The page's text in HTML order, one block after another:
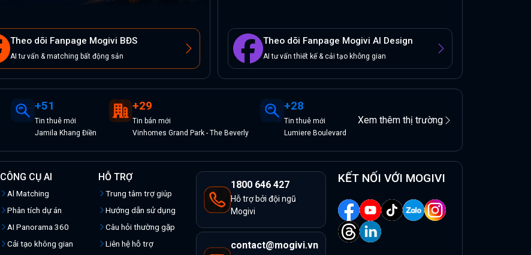
Theo dõi Fanpage Mogivi BĐS
AI tư vấn & matching bất động sản
Theo dõi Fanpage Mogivi AI Design
AI tư vấn thiết kế & cải tạo không gian
+51
Tinthuê mới
Jamila Khang Điền
+29
Tin bán mới
Vinhomes Grand Park - The Beverly
+28
Tinthuêmới
Lumiere Boulevard
Xem thêm thị trường
CÔNG CỤ AI
Al Matching
Phân tích dự án
AI Panorama 360
Cải tạo không gian
HỖ TRỢ
Trung tâm trợ giúp
Hướng dẫn sử dụng
Câu hỏi thường gặp
Liên hệ hỗ trợ
1800 646 427
Hỗ trợ bởi đội ngũ
Mogivi
contact@mogivi.vn
KẾT NỐI VỚI MOGIVI